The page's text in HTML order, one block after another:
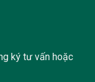
ký tư vấn hoặc